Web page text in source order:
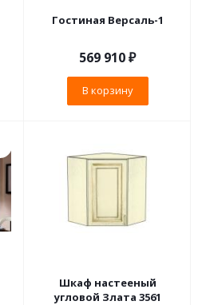
Гостиная Версаль-1
569 910₽
В корзину
Шкаф настееный
угловой Злата 3561